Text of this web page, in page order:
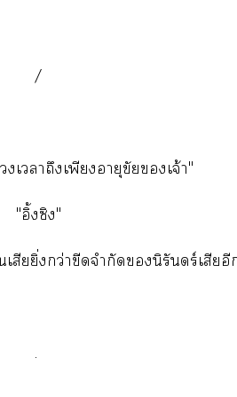
/
เาถึงเพียงอายุขัยเจ้า"
"อิ้งซิง"
สียยิ่งกว่าขีดจำกัดนิรันดร์เสียอี
.